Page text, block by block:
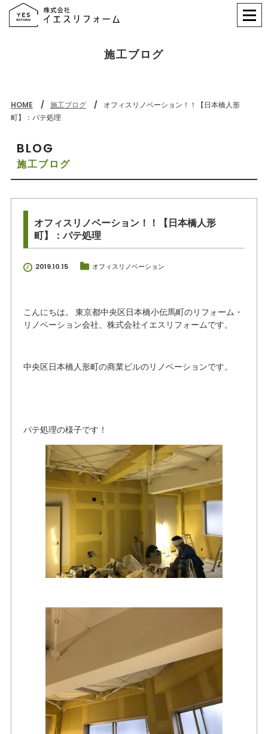
施工ブログ
HOME 施工ブログ
オフィスリノベーション！！【日本橋人形
町】：パテ処理
BLOG
施工ブログ
オフィスリノベーション！！【日本橋人形
町】：パテ処理
2019.10.15 オフィスリノベーション
こんにちは。 東京都中央区日本橋小伝馬町のリフォーム・
リノベーション会社、株式会社イエスリフォームです。
中央区日本橋人形町の商業ビルのリノベーションです。
パテ処理の様子です！